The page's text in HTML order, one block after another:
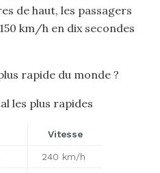
de haut, les passagers
km/h en dix secondes
rapide du monde ?
les plus rapides
Vitesse
240 km/h